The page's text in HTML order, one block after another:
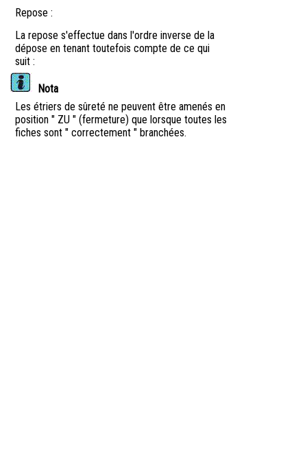
Repose :
La repose s'effectue dans l'ordre inverse de la
dépose en tenant toutefois compte de ce qui
suit :
Nota
Les étriers de sûreté ne peuvent être amenés en
position " ZU " (fermeture) que lorsque toutes les
fiches sont " correctement " branchées.